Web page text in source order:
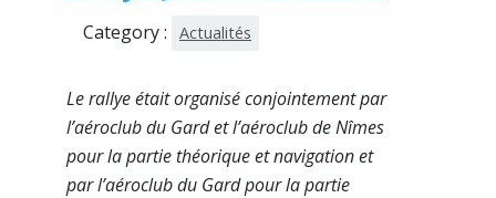
Category : Actualités
Le rallye était organisé conjointement par
l’aéroclub du Gard et l’aéroclub de Nîmes
pour la partie théorique et navigation et
par l’aéroclub du Gard pour la partie